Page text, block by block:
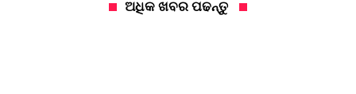
ଅଧିକ ଖବର ପଢନ୍ତୁ